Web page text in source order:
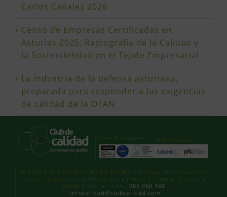
Carlos Canales 2026
Censo de Empresas Certificadas en
Asturias 2025: Radiografía de la Calidad y
la Sostenibilidad en el Tejido Empresarial
La industria de la defensa asturiana,
preparada para responder a las exigencias
de calidad de la OTAN
Certificaciones Promotores
© 2026 CLUB ASTURIANO DE CALIDAD Parque Empresarial de
Asipo · C/Secundino Roces Riera Portal 1, Piso 2, Oficina 3
33428 Llanera · Tlfn.: 985 980 188
infocalidad@clubcalidad.com